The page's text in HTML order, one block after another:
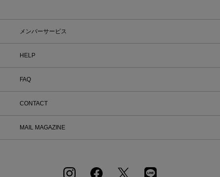
メンバーサービス
HELP
FAQ
CONTACT
MAIL MAGAZINE